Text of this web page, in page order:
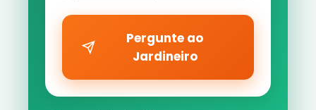
Pergunte ao
Jardineiro